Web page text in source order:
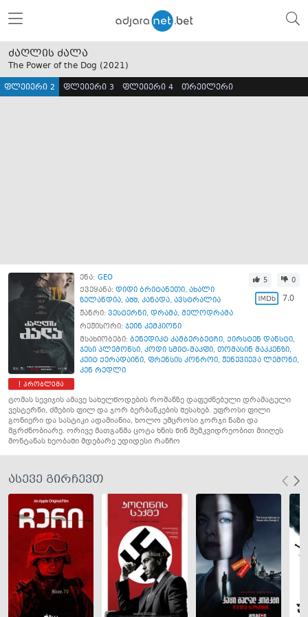
ძაღლის ძალა
The Power of the Dog (2021)
ფლეიერი 2 ფლეიერი 3 ფლეიერი 4 თრეილერი
პრობლემა
ენა: GEO
ქვეყანა: დიდი ბრიტანეთი, ახალი
ზელანდია, აშშ, კანადა, ავსტრალია
5 0
7.0
ჟანრი: ვესტერნი, დრამა, მელოდრამა
რეჟისორი: ჯეინ კემპიონი
მსახიობები: ბენედიკტ კამბერბეტჩი, ქირსტენ დანსტი,
ჯესი პლემონსი, კოდი სმიტ-მაკფი, თომასინ მაკკენზი,
კეიტ ქერადაინი, ფრენსის კონროი, ჟენევიევა ლემონი,
კენ რედლი
ტომას სევიჯის ამავე სახელწოდების რომანზე დაფუძნებული დრამატული
ვესტერნი, ძმების ფილ და ჯორ ბერბანკების შესახებ. უფროსი ფილი
გონიერი და სასტიკი ადამიანია, ხოლო უმცროსი ჯორჯი ნაზი და
მგრძნობიარე. ორივე მათგანმა ცოტა ხნის წინ მემკვიდრეობით მიიღეს
მონტანას ხეობაში მდებარე უდიდესი რანჩო
ასევე გირჩევთ